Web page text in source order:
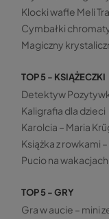
Klocki wafle Meli
Cymbałki
Magiczny
TOP 5 - KSIĄŻECZKI
Detektyw
Kaligrafia dla dzieci
Karolcia – Maria
Książka z rowkami
Pucio na wakacjach
TOP 5 - GRY
Gra w aucie – mini